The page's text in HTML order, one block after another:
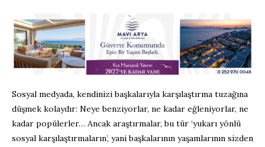
Sosyal medyada, kendinizi başkalarıyla karşılaştırma tuzağına
düşmek kolaydır: Neye benziyorlar, ne kadar eğleniyorlar, ne
kadar popülerler… Ancak araştırmalar, bu tür ‘yukarı yönlü
sosyal karşılaştırmaların’, yani başkalarının yaşamlarının sizden